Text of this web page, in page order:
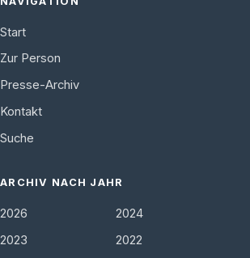
Start
Zur Person
Presse-Archiv
Kontakt
Suche
ARCHIV NACH JAHR
2026
2024
2023
2022